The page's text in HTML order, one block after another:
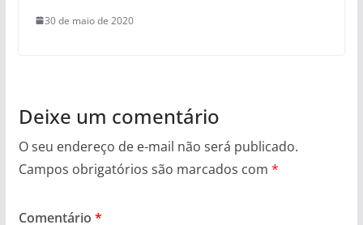
30 de maio de 2020
Deixe um comentário
O seu endereço de e-mail não será publicado.
Campos obrigatórios são marcados com *
Comentário *